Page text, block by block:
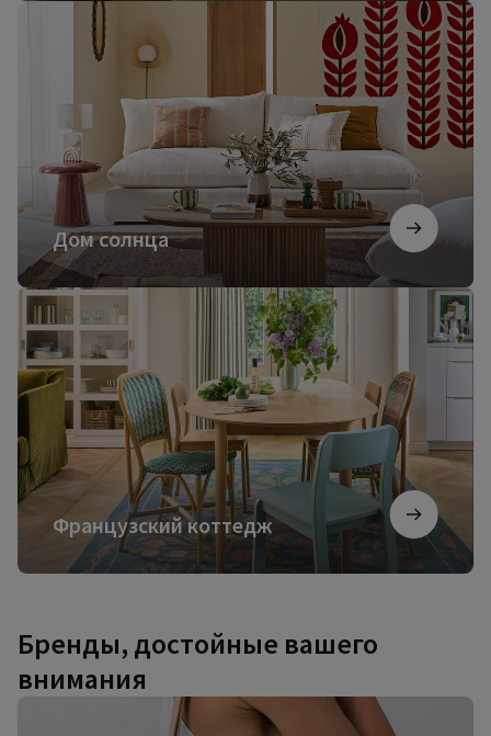
Дом солнца
Французский коттедж
Французский
коттедж
Бренды, достойные вашего
внимания